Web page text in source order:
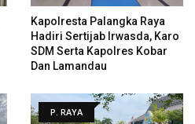
Kapolresta Palangka Raya
Hadiri Sertijab Irwasda, Karo
SDM Serta Kapolres Kobar
Dan Lamandau
P. RAYA